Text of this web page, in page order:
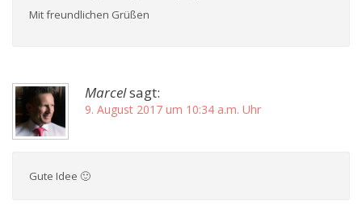
Mit freundlichen Grüßen
Marcelsagt:
9. August 2017 um 10:34 a.m. Uhr
Gute Idee 🙂